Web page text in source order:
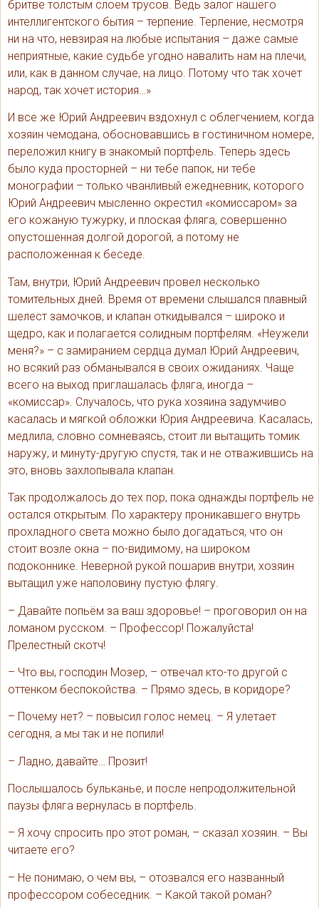
бритве толстым слоем трусов. Ведь залог нашего
интеллигентского бытия – терпение. Терпение, несмотря
ни на что, невзирая на любые испытания – даже самые
неприятные, какие судьбе угодно навалить нам на плечи,
или, как в данном случае, на лицо. Потому что так хочет
народ, так хочет история…»
И все же Юрий Андреевич вздохнул с облегчением, когда
хозяин чемодана, обосновавшись в гостиничном номере,
переложил книгу в знакомый портфель. Теперь здесь
было куда просторней – ни тебе папок, ни тебе
монографии – только чванливый ежедневник, которого
Юрий Андреевич мысленно окрестил «комиссаром» за
его кожаную тужурку, и плоская фляга, совершенно
опустошенная долгой дорогой, а потому не
расположенная к беседе.
Там, внутри, Юрий Андреевич провел несколько
томительных дней. Время от времени слышался плавный
шелест замочков, и клапан откидывался – широко и
щедро, как и полагается солидным портфелям. «Неужели
меня?» – с замиранием сердца думал Юрий Андреевич,
но всякий раз обманывался в своих ожиданиях. Чаще
всего на выход приглашалась фляга, иногда –
«комиссар». Случалось, что рука хозяина задумчиво
касалась и мягкой обложки Юрия Андреевича. Касалась,
медлила, словно сомневаясь, стоит ли вытащить томик
наружу, и минуту-другую спустя, так и не отважившись на
это, вновь захлопывала клапан.
Так продолжалось до тех пор, пока однажды портфель не
остался открытым. По характеру проникавшего внутрь
прохладного света можно было догадаться, что он
стоит возле окна – по-видимому, на широком
подоконнике. Неверной рукой пошарив внутри, хозяин
вытащил уже наполовину пустую флягу.
– Давайте попьём за ваш здоровье! – проговорил он на
ломаном русском. – Профессор! Пожалуйста!
Прелестный скотч!
– Что вы, господин Мозер, – отвечал кто-то другой с
оттенком беспокойства. – Прямо здесь, в коридоре?
– Почему нет? – повысил голос немец. – Я улетает
сегодня, а мы так и не попили!
– Ладно, давайте… Прозит!
Послышалось бульканье, и после непродолжительной
паузы фляга вернулась в портфель.
– Я хочу спросить про этот роман, – сказал хозяин. – Вы
читаете его?
– Не понимаю, о чем вы, – отозвался его названный
профессором собеседник. – Какой такой роман?